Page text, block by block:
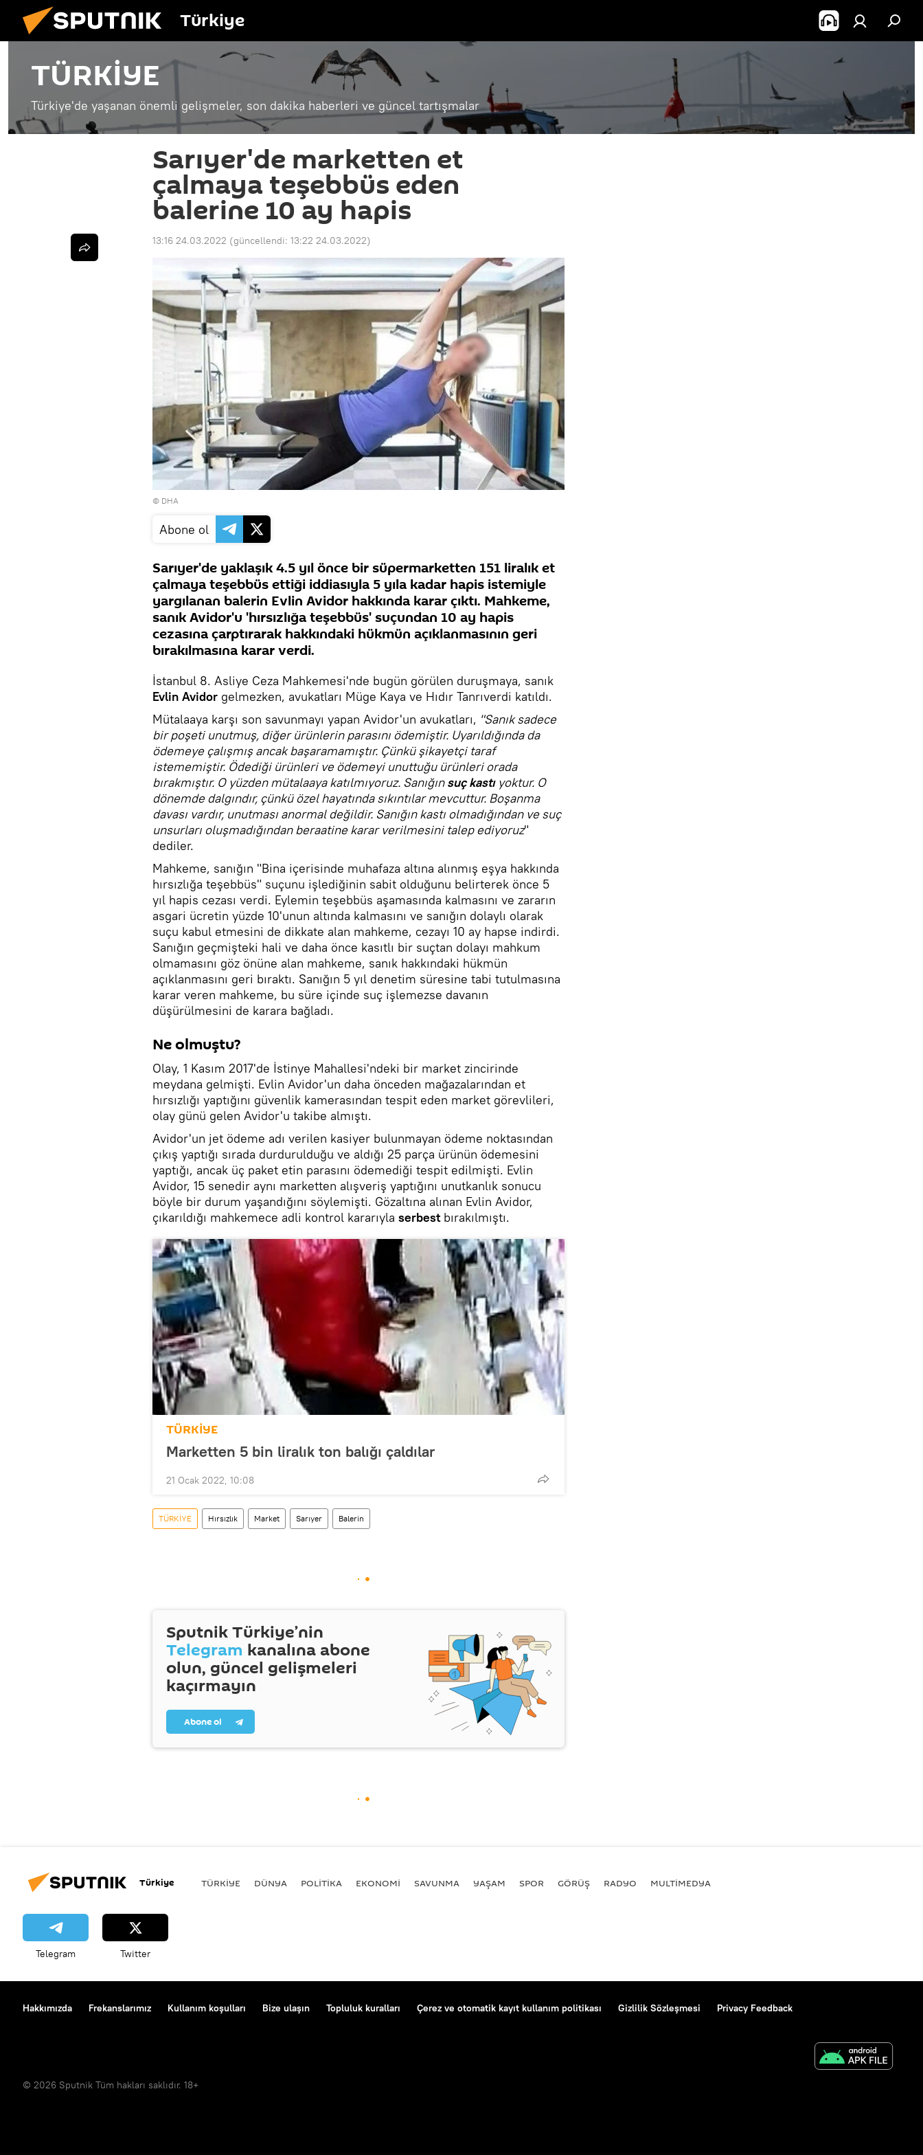
Türkiye
TÜRKİYE
Türkiye'de yaşanan önemli gelişmeler, son dakika haberleri ve güncel tartışmalar
Sarıyer'de marketten et
çalmaya teşebbüs eden
balerine 10 ay hapis
13:16 24.03.2022 (güncellendi: 13:22 24.03.2022)
© DHA
Abone ol
Sarıyer'de yaklaşık 4.5 yıl önce bir süpermarketten 151 liralık et
çalmaya teşebbüs ettiği iddiasıyla 5 yıla kadar hapis istemiyle
yargılanan balerin Evlin Avidor hakkında karar çıktı. Mahkeme,
sanık Avidor'u 'hırsızlığa teşebbüs' suçundan 10 ay hapis
cezasına çarptırarak hakkındaki hükmün açıklanmasının geri
bırakılmasına karar verdi.
İstanbul 8. Asliye Ceza Mahkemesi'nde bugün görülen duruşmaya, sanık
Evlin Avidor gelmezken, avukatları Müge Kaya ve Hıdır Tanrıverdi katıldı.
Mütalaaya karşı son savunmayı yapan Avidor'un avukatları, "Sanık sadece
bir poşeti unutmuş, diğer ürünlerin parasını ödemiştir. Uyarıldığında da
ödemeye çalışmış ancak başaramamıştır. Çünkü şikayetçi taraf
istememiştir. Ödediği ürünleri ve ödemeyi unuttuğu ürünleri orada
bırakmıştır. O yüzden mütalaaya katılmıyoruz. Sanığınsuç kastıyoktur. O
dönemde dalgındır, çünkü özel hayatında sıkıntılar mevcuttur. Boşanma
davası vardır, unutması anormal değildir. Sanığın kastı olmadığından ve suç
unsurları oluşmadığından beraatine karar verilmesini talep ediyoruz"
dediler.
Mahkeme, sanığın "Bina içerisinde muhafaza altına alınmış eşya hakkında
hırsızlığa teşebbüs" suçunu işlediğinin sabit olduğunu belirterek önce 5
yıl hapis cezası verdi. Eylemin teşebbüs aşamasında kalmasını ve zararın
asgari ücretin yüzde 10'unun altında kalmasını ve sanığın dolaylı olarak
suçu kabul etmesini de dikkate alan mahkeme, cezayı 10 ay hapse indirdi.
Sanığın geçmişteki hali ve daha önce kasıtlı bir suçtan dolayı mahkum
olmamasını göz önüne alan mahkeme, sanık hakkındaki hükmün
açıklanmasını geri bıraktı. Sanığın 5 yıl denetim süresine tabi tutulmasına
karar veren mahkeme, bu süre içinde suç işlemezse davanın
düşürülmesini de karara bağladı.
Ne olmuştu?
Olay, 1 Kasım 2017'de İstinye Mahallesi'ndeki bir market zincirinde
meydana gelmişti. Evlin Avidor'un daha önceden mağazalarından et
hırsızlığı yaptığını güvenlik kamerasından tespit eden market görevlileri,
olay günü gelen Avidor'u takibe almıştı.
Avidor'un jet ödeme adı verilen kasiyer bulunmayan ödeme noktasından
çıkış yaptığı sırada durdurulduğu ve aldığı 25 parça ürünün ödemesini
yaptığı, ancak üç paket etin parasını ödemediği tespit edilmişti. Evlin
Avidor, 15 senedir aynı marketten alışveriş yaptığını unutkanlık sonucu
böyle bir durum yaşandığını söylemişti. Gözaltına alınan Evlin Avidor,
çıkarıldığı mahkemece adli kontrol kararıyla serbest bırakılmıştı.
TÜRKİYE
Marketten 5 bin liralık ton balığı çaldılar
21 Ocak 2022, 10:08
TÜRKİYE Hırsızlık Market Sarıyer Balerin
Sputnik Türkiye’nin
Telegram kanalına abone
olun, güncel gelişmeleri
kaçırmayın
Abone ol
Türkiye TÜRKIYE DÜNYA POLİTİKA EKONOMİ SAVUNMA YAŞAM SPOR GÖRÜŞ RADYO MULTİMEDYA
Telegram Twitter
Hakkımızda Frekanslarımız Kullanım koşulları Bize ulaşın Topluluk kuralları Çerez ve otomatik kayıt kullanım politikası Gizlilik Sözleşmesi Privacy Feedback
© 2026 Sputnik Tüm hakları saklıdır. 18+